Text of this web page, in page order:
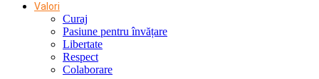
Valori
Curaj
Pasiune pentru învățare
Libertate
Respect
Colaborare